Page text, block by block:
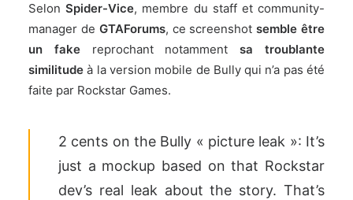
SelonSpider-Vice, membre du staff et community-
manager de GTAForums, ce screenshotsemble être
un fakereprochant notammentsa troublante
similitude à la version mobile de Bully qui n’a pas été
faite par Rockstar Games.
2 cents on the Bully « picture leak »: It’s
just a mockup based on that Rockstar
dev’s real leak about the story. That’s